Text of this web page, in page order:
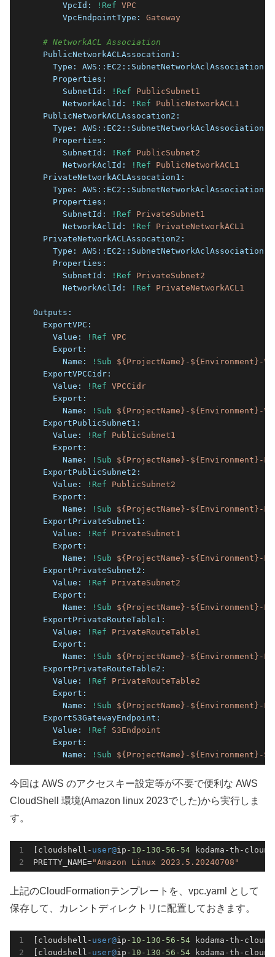
      VpcId:
!Ref
VPC
      VpcEndpointType:
Gateway
# NetworkACL Association
  PublicNetworkACLAssocation1:
    Type:
AWS::EC2::SubnetNetworkAclAssociation
    Properties:
      SubnetId:
!Ref
PublicSubnet1
      NetworkAclId:
!Ref
PublicNetworkACL1
  PublicNetworkACLAssocation2:
    Type:
AWS::EC2::SubnetNetworkAclAssociation
    Properties:
      SubnetId:
!Ref
PublicSubnet2
      NetworkAclId:
!Ref
PublicNetworkACL1
  PrivateNetworkACLAssocation1:
    Type:
AWS::EC2::SubnetNetworkAclAssociation
    Properties:
      SubnetId:
!Ref
PrivateSubnet1
      NetworkAclId:
!Ref
PrivateNetworkACL1
  PrivateNetworkACLAssocation2:
    Type:
AWS::EC2::SubnetNetworkAclAssociation
    Properties:
      SubnetId:
!Ref
PrivateSubnet2
      NetworkAclId:
!Ref PrivateNetworkACL1
Outputs:
  ExportVPC:
    Value:
!Ref
VPC
    Export:
      Name:
!Sub
${ProjectName}-${Environment}-
  ExportVPCCidr:
    Value:
!Ref
VPCCidr
    Export:
      Name:
!Sub
${ProjectName}-${Environment}-
  ExportPublicSubnet1:
    Value:
!Ref
PublicSubnet1
    Export:
      Name:
!Sub
${ProjectName}-${Environment}-
  ExportPublicSubnet2:
    Value:
!Ref
PublicSubnet2
    Export:
      Name:
!Sub
${ProjectName}-${Environment}-
  ExportPrivateSubnet1:
    Value:
!Ref
PrivateSubnet1
    Export:
      Name:
!Sub
${ProjectName}-${Environment}-
  ExportPrivateSubnet2:
    Value:
!Ref
PrivateSubnet2
    Export:
      Name:
!Sub
${ProjectName}-${Environment}-
  ExportPrivateRouteTable1:
    Value:
!Ref
PrivateRouteTable1
    Export:
      Name:
!Sub
${ProjectName}-${Environment}-
  ExportPrivateRouteTable2:
    Value:
!Ref
PrivateRouteTable2
    Export:
      Name:
!Sub
${ProjectName}-${Environment}-
  ExportS3GatewayEndpoint:
    Value:
!Ref
S3Endpoint
    Export:
      Name:
!Sub ${ProjectName}-${Environment}-
今回は AWS のアクセスキー設定等が不要で便利な AWS
CloudShell 環境(Amazon linux 2023でした)から実行しま
す。
[cloudshell- user@ip -10 -130 -56 -54 kodama-th-
PRETTY_NAME="Amazon Linux 2023.5.20240708"
上記のCloudFormationテンプレートを、vpc.yaml として
保存して、カレントディレクトリに配置しておきます。
[cloudshell- user@ip -10 -130 -56 -54 kodama-th-
[cloudshell- user@ip -10 -130 -56 -54 kodama-th-